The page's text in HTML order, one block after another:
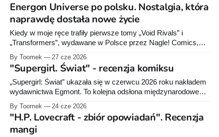
który znowu musi sprzątać po cudzych genialnych
pomysłach. Benjamin Percy, który moim zdaniem świetnie
pisał Ghost
Energon Universe po polsku. Nostalgia, która
naprawdę dostała nowe życie
Kiedy w moje ręce trafiły pierwsze tomy „Void Rivals” i
„Transformers”, wydawane w Polsce przez Nagle! Comics,
byłem przede wszystkim zaciekawiony. Nie rzuciłem
wszystkiego, żeby natychmiast zgłębiać kilkadziesiąt lat
historii Autobotów, Deceptikonów i G.I. Joe, nie zacząłem też
wykupywać figurek z drugiej ręki. Po prostu przeczytałem oba
albumy i
By Toomek 27 cze 2026
"Supergirl. Świat" - recenzja komiksu
„Supergirl: Świat” ukazała się w czerwcu 2026 roku nakładem
wydawnictwa Egmont. To kolejna odsłona międzynarodowego
projektu DC, w którym twórcy z różnych krajów dostają
jednego bohatera i kilka stron, by opowiedzieć historię po
swojemu. Tym razem padło na Karę Zor-El, czyli Supergirl.
Nie jestem wielkim fanem DC. W dzieciństwie
By Toomek 24 cze 2026
"H.P. Lovecraft - zbiór opowiadań". Recenzja
mangi